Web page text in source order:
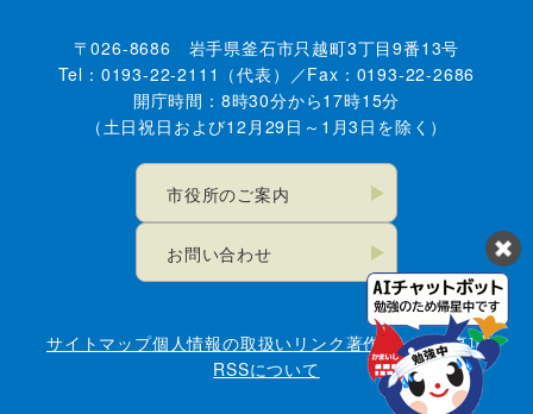
〒026-8686 岩手県釜石市只越町3丁目9番13号
Tel：0193-22-2111（代表）／Fax：0193-22-2686
開庁時間：8時30分から17時15分
（土日祝日および12月29日～1月3日を除く）
市役所のご案内
お問い合わせ
サイトマップ個人情報の取扱い リンク著作権・免責事項
RSSについて